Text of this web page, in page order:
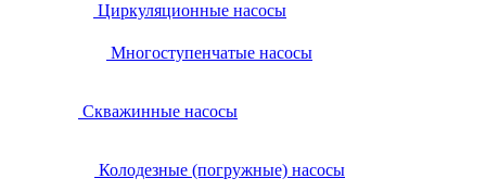
Циркуляционные насосы
Многоступенчатые насосы
Скважинные насосы
Колодезные (погружные) насосы